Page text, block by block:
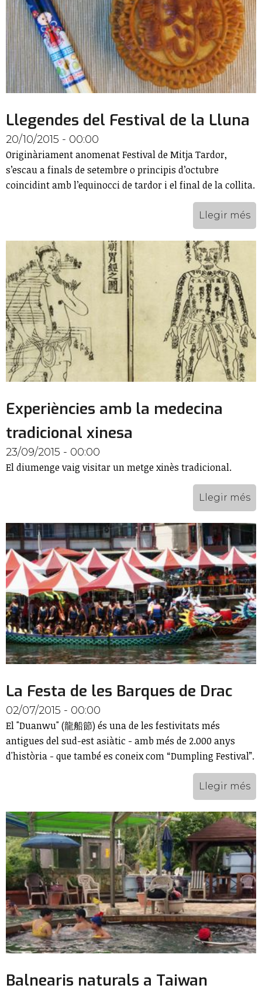
Llegendes del Festival de la Lluna
20/10/2015 - 00:00
Originàriament anomenat Festival de Mitja Tardor,
s’escau a finals de setembre o principis d’octubre
coincidint amb l’equinocci de tardor i el final de la collita.
Llegir més
Experiències amb la medecina
tradicional xinesa
23/09/2015 - 00:00
El diumenge vaig visitar un metge xinès tradicional.
Llegir més
La Festa de les Barques de Drac
02/07/2015 - 00:00
El "Duanwu" (龍船節) és una de les festivitats més
antigues del sud-est asiàtic - amb més de 2.000 anys
d'història - que també es coneix com “Dumpling Festival”.
Llegir més
Balnearis naturals a Taiwan